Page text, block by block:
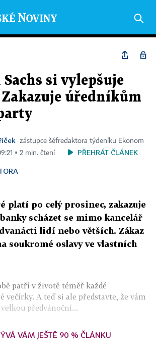
si vylepšuje
úředníkům
zástupce šéfredaktora týdeníku Ekonom
▪ 2 min. čtení
PŘEHRÁT ČLÁNEK
platí po celý prosinec, zakazuje
scházet se mimo kancelář
lidí nebo větších. Zákaz
soukromé oslavy ve vlastních
patří v životě téměř každé
večírky. A teď si ale představte, že vám
předvánoční...
VÁM JEŠTĚ 90 % ČLÁNKU